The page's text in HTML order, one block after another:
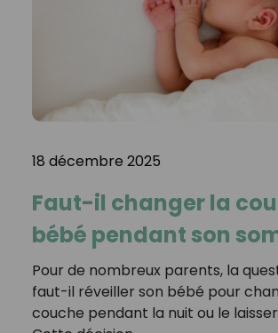
18 décembre 2025
Faut-il changer la
bébé pendant son
Pour de nombreux parents, la
faut-il réveiller son bébé pour
couche pendant la nuit ou le